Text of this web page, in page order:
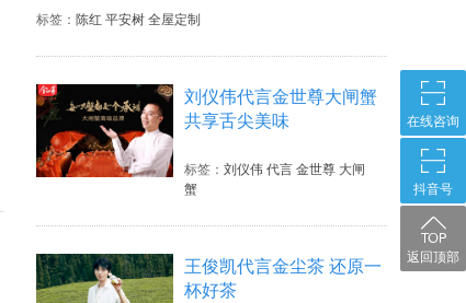
能够邀请陈红作为平安树的品牌代言人，可谓强强
牌在家具板材行业、全屋定制行业开启新的征程。
选择陈红作为平安树全屋定制的品牌代言，也更与
平安树的品牌形象及运营理念圆满融合。
标签： 陈红 平安树 全屋定制
刘仪伟代言金世尊大闸蟹
共享舌尖美味
标签： 刘仪伟 代言 金世尊 大闸
蟹
王俊凯代言金尘茶 还原一
杯好茶
在线咨询
抖音号
返回顶部